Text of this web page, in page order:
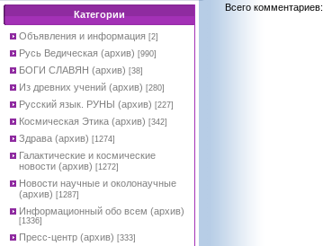
Категории
Объявления и информация [2]
Русь Ведическая (архив) [990]
БОГИ СЛАВЯН (архив) [38]
Из древних учений (архив) [280]
Русский язык. РУНЫ (архив) [227]
Космическая Этика (архив) [342]
Здрава (архив) [1274]
Галактические и космические
новости (архив) [1272]
Новости научные и околонаучные
(архив) [1287]
Информационный обо всем (архив)
[1336]
Пресс-центр (архив) [333]
Всего комментариев: